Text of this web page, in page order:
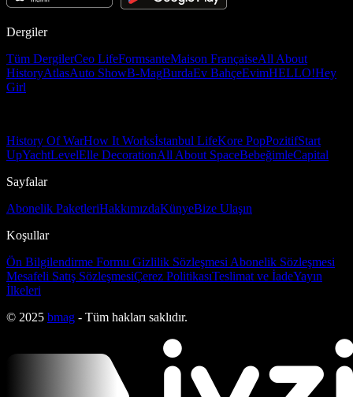
Dergiler
Tüm DergilerCeo LifeFormsanteMaison FrançaiseAll About
HistoryAtlasAuto ShowB-MagBurdaEv BahçeEvimHELLO!Hey
Girl
History Of WarHow It Worksİstanbul LifeKore PopPozitifStart
UpYachtLevelElle DecorationAll About SpaceBebeğimleCapital
Sayfalar
Abonelik PaketleriHakkımızdaKünyeBize Ulaşın
Koşullar
Ön Bilgilendirme Formu Gizlilik Sözleşmesi Abonelik Sözleşmesi
Mesafeli Satış SözleşmesiÇerez PolitikasıTeslimat ve İadeYayın
İlkeleri
© 2025 bmag - Tüm hakları saklıdır.